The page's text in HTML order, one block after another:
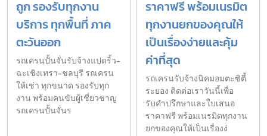
ถูก รองรับทุกงาน
บริการ ทุกพื้นที่ ภาค
ตะวันออก
รถเครนปั้นจั่นรับจ้างแปดริ้ว-
ฉะเชิงเทรา-ชลบุรี รถเครน
ให้เช่า ทุกขนาด รองรับทุก
งาน พร้อมคนขับผู้เชี่ยวชาญ
รถเครนปั้นจั่นร
ราคาฟรี พร้อมเนรมิต
ทุกงานยกของคุณให้
เป็นเรื่องง่ายและคุ้ม
ค่าที่สุด
รถเครนรับจ้างนิคมอมตะซิตี้
ระยอง ติดต่อเราวันนี้เพื่อ
รับคำปรึกษาและใบเสนอ
ราคาฟรี พร้อมเนรมิตทุกงาน
ยกของคุณให้เป็นเรื่องง่